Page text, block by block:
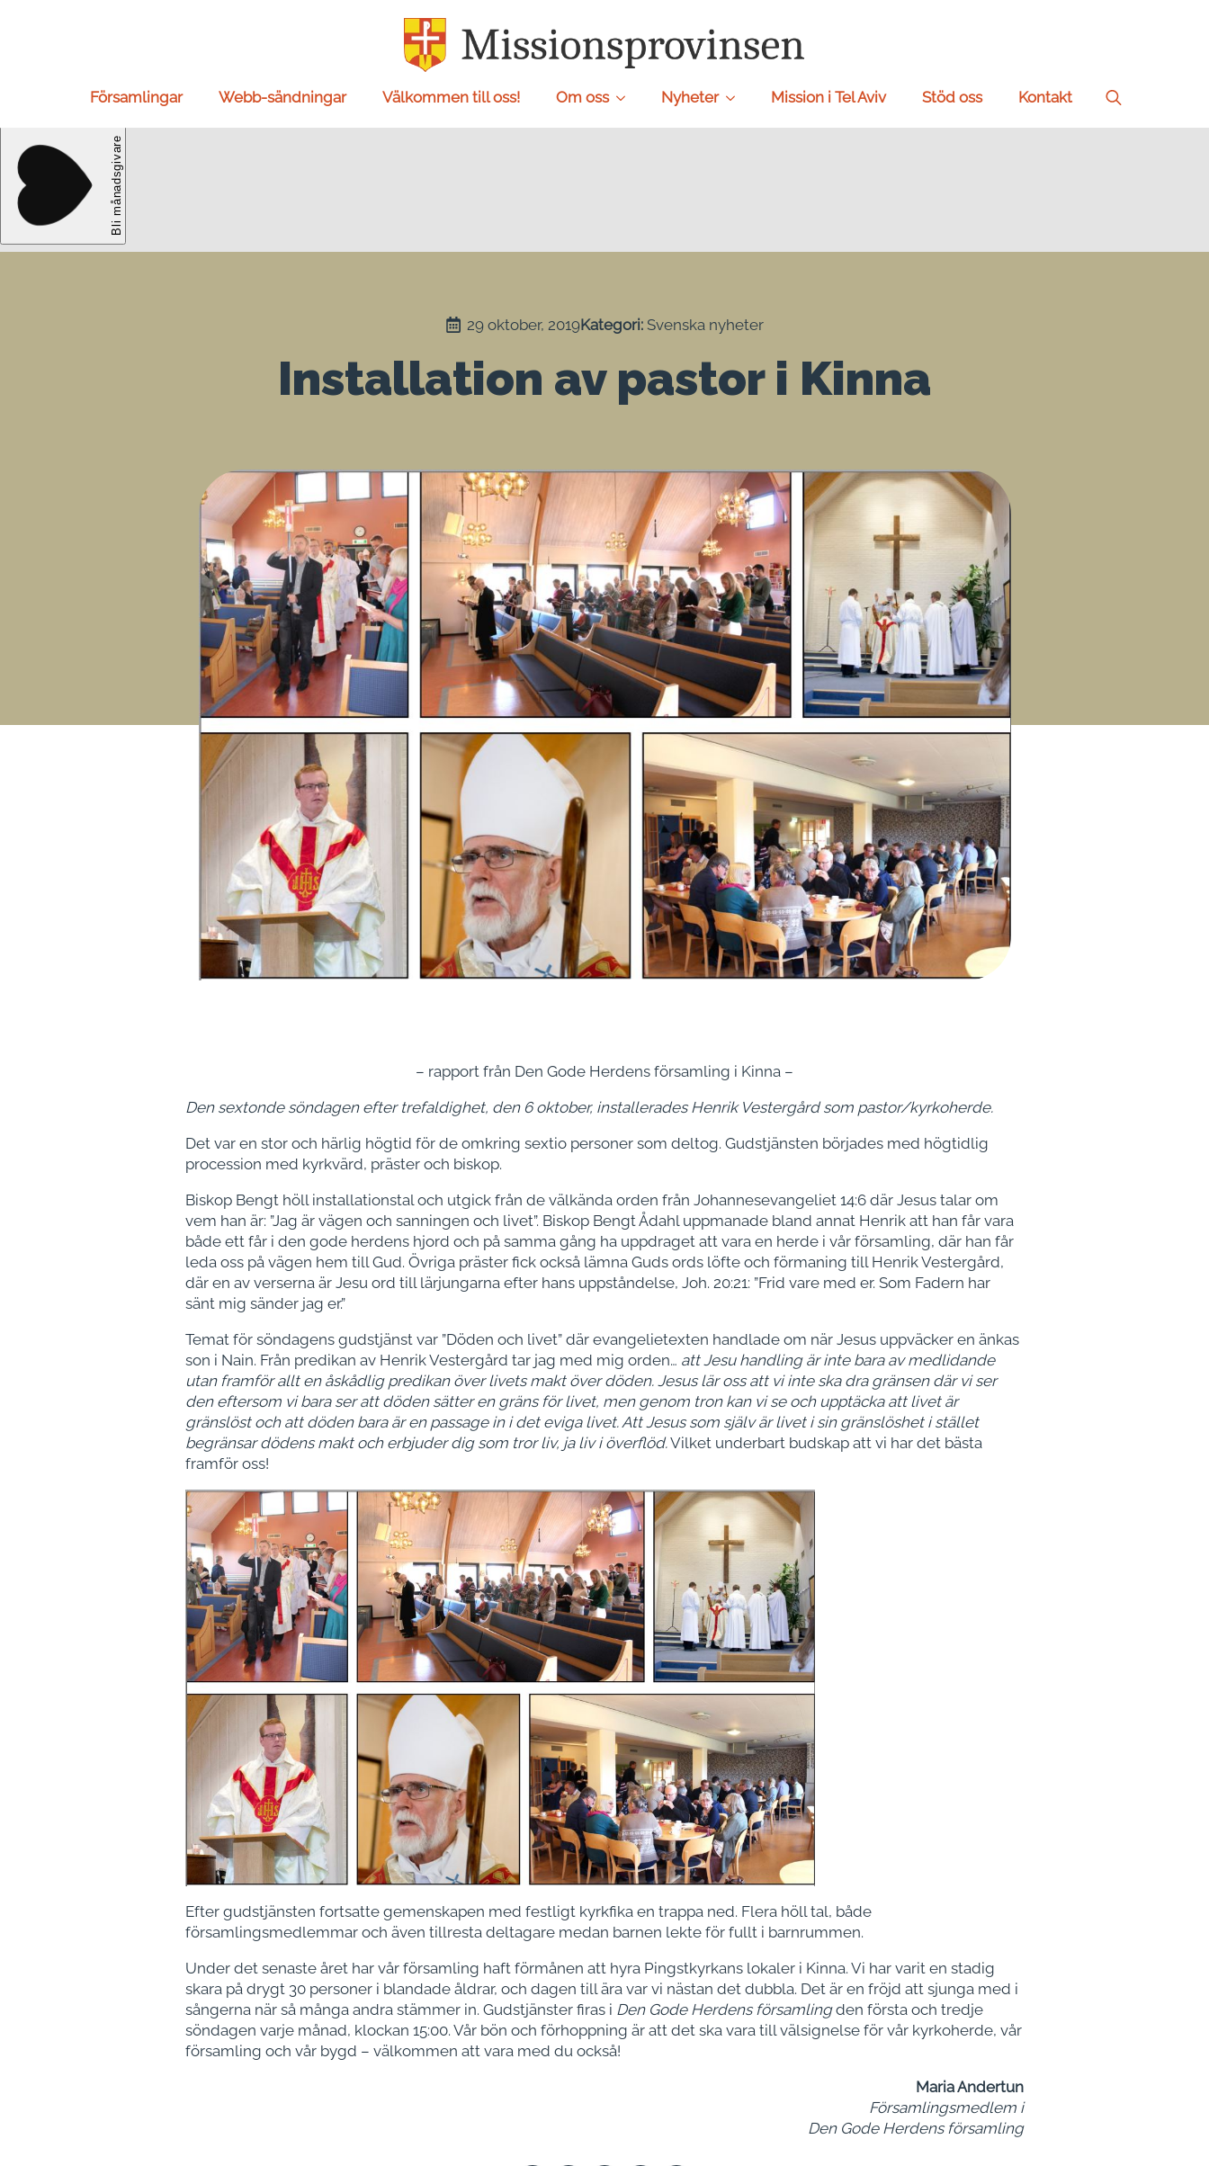
Församlingar Webb-sändningar Välkommen till oss! Om oss Nyheter Mission i Tel Aviv Stöd oss
Kontakt
Search
29 oktober, 2019Kategori: Svenska nyheter
Installation av pastor i Kinna
– rapport från Den Gode Herdens församling i Kinna –
Den sextonde söndagen efter trefaldighet, den 6 oktober, installerades Henrik Vestergård som pastor/kyrkoherde.
Det var en stor och härlig högtid för de omkring sextio personer som deltog. Gudstjänsten börjades med högtidlig
procession med kyrkvärd, präster och biskop.
Biskop Bengt höll installationstal och utgick från de välkända orden från Johannesevangeliet 14:6 där Jesus talar om
vem han är: ”Jag är vägen och sanningen och livet”. Biskop Bengt Ådahl uppmanade bland annat Henrik att han får vara
både ett får i den gode herdens hjord och på samma gång ha uppdraget att vara en herde i vår församling, där han får
leda oss på vägen hem till Gud. Övriga präster fick också lämna Guds ords löfte och förmaning till Henrik Vestergård,
där en av verserna är Jesu ord till lärjungarna efter hans uppståndelse, Joh. 20:21: ”Frid vare med er. Som Fadern har
sänt mig sänder jag er.”
Temat för söndagens gudstjänst var ”Döden och livet” där evangelietexten handlade om när Jesus uppväcker en änkas
son i Nain. Från predikan av Henrik Vestergård tar jag med mig orden… att Jesu handling är inte bara av medlidande
utan framför allt en åskådlig predikan över livets makt över döden. Jesus lär oss att vi inte ska dra gränsen där vi ser
den eftersom vi bara ser att döden sätter en gräns för livet, men genom tron kan vi se och upptäcka att livet är
gränslöst och att döden bara är en passage in i det eviga livet. Att Jesus som själv är livet i sin gränslöshet i stället
begränsar dödens makt och erbjuder dig som tror liv, ja liv i överflöd.Vilket underbart budskap att vi har det bästa
framför oss!
Efter gudstjänsten fortsatte gemenskapen med festligt kyrkfika en trappa ned. Flera höll tal, både
församlingsmedlemmar och även tillresta deltagare medan barnen lekte för fullt i barnrummen.
Under det senaste året har vår församling haft förmånen att hyra Pingstkyrkans lokaler i Kinna. Vi har varit en stadig
skara på drygt 30 personer i blandade åldrar, och dagen till ära var vi nästan det dubbla. Det är en fröjd att sjunga med i
sångerna när så många andra stämmer in. Gudstjänster firas i Den Gode Herdens församlingden första och tredje
söndagen varje månad, klockan 15:00. Vår bön och förhoppning är att det ska vara till välsignelse för vår kyrkoherde, vår
församling och vår bygd – välkommen att vara med du också!
Maria Andertun
Församlingsmedlem i
Den Gode Herdens församling